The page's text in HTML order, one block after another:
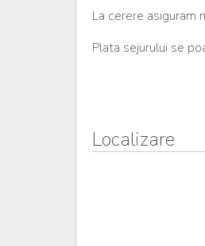
La cerere asiguram
Plata sejurului se
Localizare